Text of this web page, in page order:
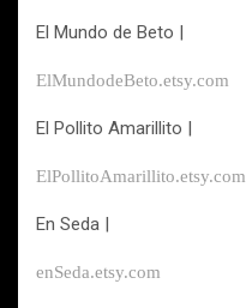
El Mundo de Beto |
ElMundodeBeto.etsy.com
El Pollito Amarillito |
ElPollitoAmarillito.etsy.com
En Seda |
enSeda.etsy.com